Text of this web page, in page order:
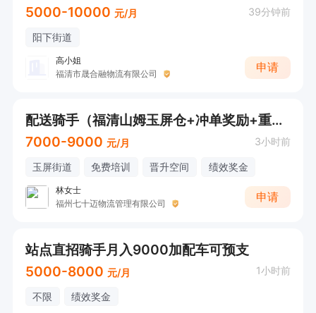
5000-10000 元/月 39分钟前
阳下街道
高小姐
福清市晟合融物流有限公司
申请
配送骑手（福清山姆玉屏仓+冲单奖励+重量距离补贴）
7000-9000 元/月 3小时前
玉屏街道 免费培训 晋升空间 绩效奖金
林女士
福州七十迈物流管理有限公司
申请
站点直招骑手月入9000加配车可预支
5000-8000 元/月 1小时前
不限 绩效奖金